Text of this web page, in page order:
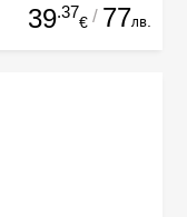
39.37
€ / 77лв.